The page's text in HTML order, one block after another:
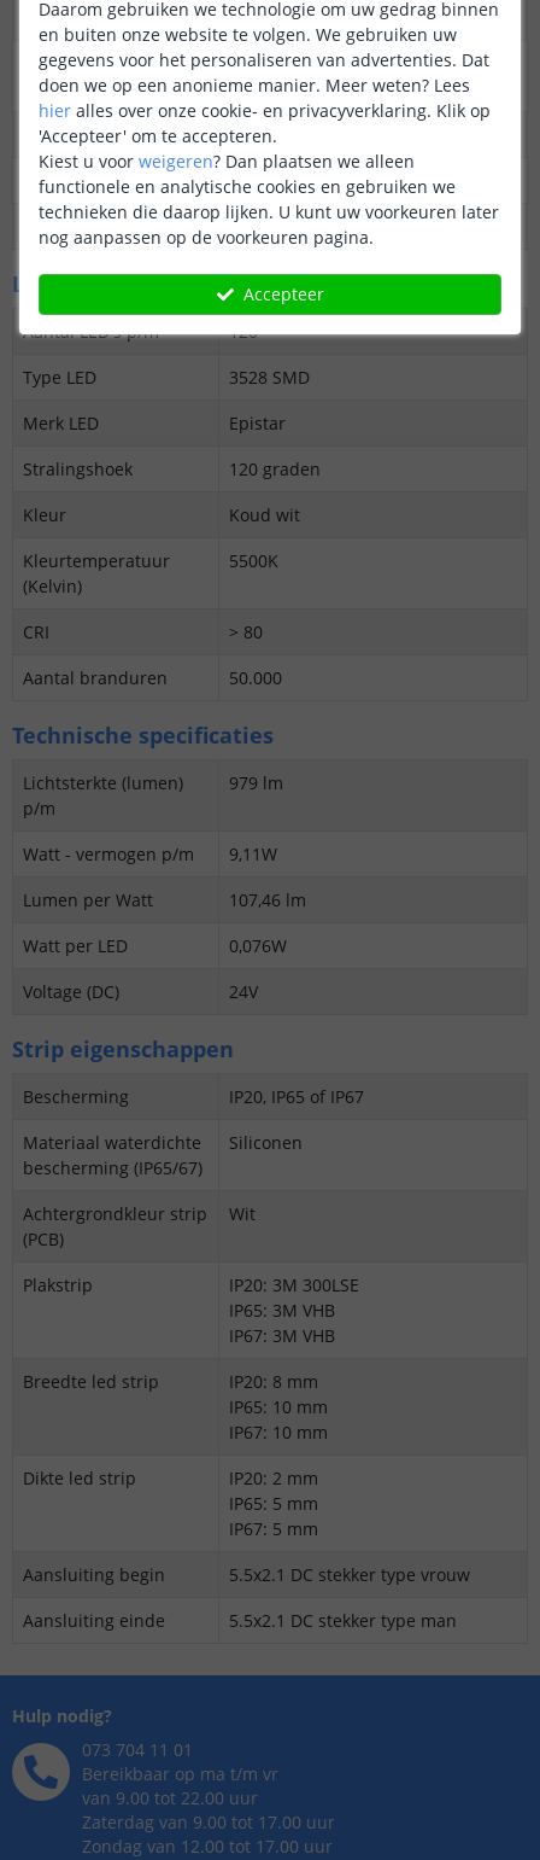
Dimbaar
Ja
3M plakstrip over de
gehele lengte
Ja
Garantie
5 jaar
Op maat te knippen
elke 5 cm
Download
LED's en licht
Aantal LED's p/m
120
Type LED
3528 SMD
Merk LED
Epistar
Stralingshoek
120 graden
Kleur
Koud wit
Kleurtemperatuur
(Kelvin)
5500K
CRI
> 80
Aantal branduren
50.000
Technische specificaties
Lichtsterkte (lumen)
p/m
979 lm
Watt - vermogen p/m
9,11W
Lumen per Watt
107,46 lm
Watt per LED
0,076W
Voltage (DC)
24V
Strip eigenschappen
Bescherming
IP20, IP65 of IP67
Materiaal waterdichte
bescherming (IP65/67)
Siliconen
Achtergrondkleur strip
(PCB)
Wit
Plakstrip
IP20: 3M 300LSE
IP65: 3M VHB
IP67: 3M VHB
Breedte led strip
IP20: 8 mm
IP65: 10 mm
IP67: 10 mm
Dikte led strip
IP20: 2 mm
IP65: 5 mm
IP67: 5 mm
Aansluiting begin
5.5x2.1 DC stekker type vrouw
Aansluiting einde
5.5x2.1 DC stekker type man
Hulp nodig?
073 704 11 01
Bereikbaar op ma t/m vr
van 9.00 tot 22.00 uur
Zaterdag van 9.00 tot 17.00 uur
Zondag van 12.00 tot 17.00 uur
Daarom gebruiken we technologie om uw gedrag binnen
en buiten onze website te volgen. We gebruiken uw
gegevens voor het personaliseren van advertenties. Dat
doen we op een anonieme manier. Meer weten? Lees
hier alles over onze cookie- en privacyverklaring. Klik op
'Accepteer' om te accepteren.
Kiest u voor weigeren? Dan plaatsen we alleen
functionele en analytische cookies en gebruiken we
technieken die daarop lijken. U kunt uw voorkeuren later
nog aanpassen op de voorkeuren pagina.
Accepteer